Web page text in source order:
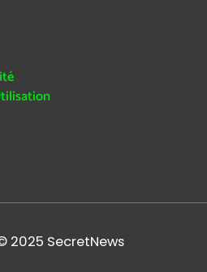
2025 SecretNews